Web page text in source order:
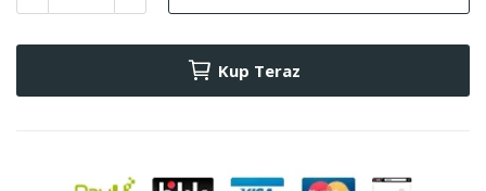
Kup Teraz